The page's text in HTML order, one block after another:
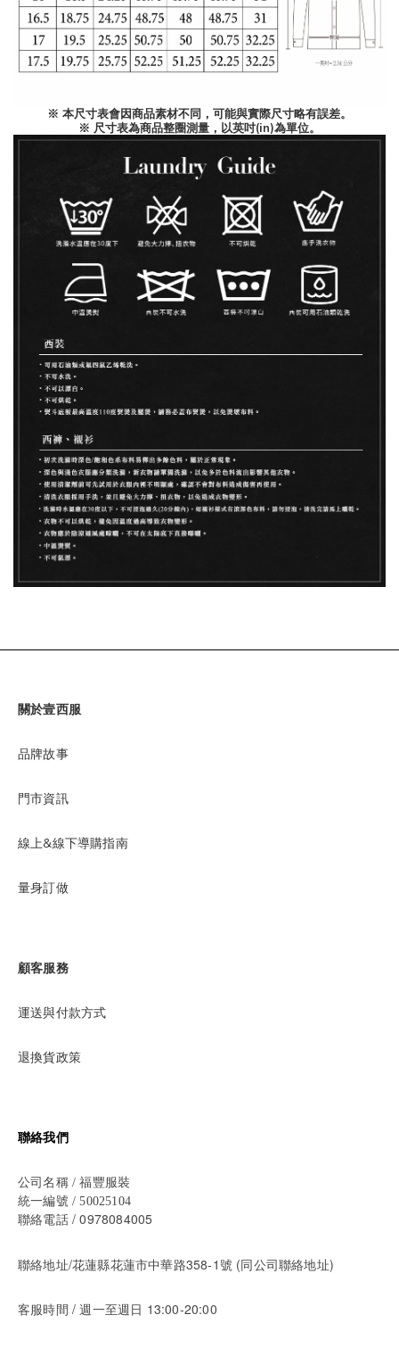
※ 本尺寸表會因商品素材不同，可能與實際尺寸略有誤差。
※ 尺寸表為商品整圈測量，以英吋(in)為單位。
關於壹西服
品牌故事
門市資訊
線上&線下導購指南
量身訂做
顧客服務
運送與付款方式
退換貨政策
聯絡我們
公司名稱 / 福豐服裝
統一編號 / 50025104
聯絡電話/ 0978084005
聯絡地址/花蓮縣花蓮市中華路358-1號 (同公司聯絡地址)
客服時間 / 週一至週日 13:00-20:00